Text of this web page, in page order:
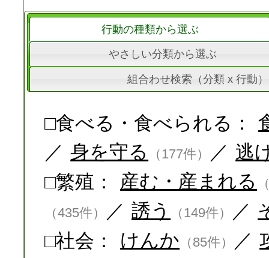
行動の種類から選ぶ
やさしい分類から選ぶ
組合わせ検索（分類 x 行動）
□食べる・食べられる：
／ 身を守る （177件） ／ 逃
□繁殖：
産む・産まれる
（435件）
／ 誘う （149件） ／
□社会：
けんか （85件） ／